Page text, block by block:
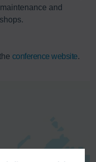
and
conference website.